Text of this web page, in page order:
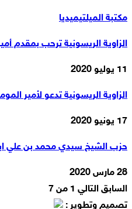
مكتبة الميلتيميديا
الزاوية الريسونية ترحب بمقدم
11 يوليو 2020
الزاوية الريسونية تدعو لأمير
17 يونيو 2020
حزب الشيخ سيدي محمد بن علي
28 مارس 2020
السابق التالي 1 من 7
تصميم وتطوير :